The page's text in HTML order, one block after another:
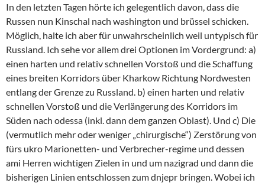
In den letzten Tagen hörte ich gelegentlich davon, dass die
Russen nun Kinschal nach washington und brüssel schicken.
Möglich, halte ich aber für unwahrscheinlich weil untypisch für
Russland. Ich sehe vor allem drei Optionen im Vordergrund: a)
einen harten und relativ schnellen Vorstoß und die Schaffung
eines breiten Korridors über Kharkow Richtung Nordwesten
entlang der Grenze zu Russland. b) einen harten und relativ
schnellen Vorstoß und die Verlängerung des Korridors im
Süden nach odessa (inkl. dann dem ganzen Oblast). Und c) Die
(vermutlich mehr oder weniger „chirurgische“) Zerstörung von
fürs ukro Marionetten- und Verbrecher-regime und dessen
ami Herren wichtigen Zielen in und um nazigrad und dann die
bisherigen Linien entschlossen zum dnjepr bringen. Wobei ich